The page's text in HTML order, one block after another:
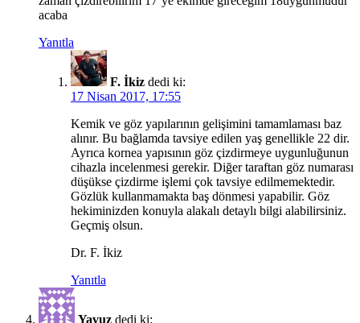
acaba
Yanıtla
F. İkiz dedi ki:
17 Nisan 2017, 17:55
Kemik ve göz yapılarının gelişimini tamamlaması baz
alınır. Bu bağlamda tavsiye edilen yaş genellikle 22 dir.
Ayrıca kornea yapısının göz çizdirmeye uygunluğunun
cihazla incelenmesi gerekir. Diğer taraftan göz numarası
düşükse çizdirme işlemi çok tavsiye edilmemektedir.
Gözlük kullanmamakta baş dönmesi yapabilir. Göz
hekiminizden konuyla alakalı detaylı bilgi alabilirsiniz.
Geçmiş olsun.
Dr. F. İkiz
Yanıtla
Yavuz dedi ki: